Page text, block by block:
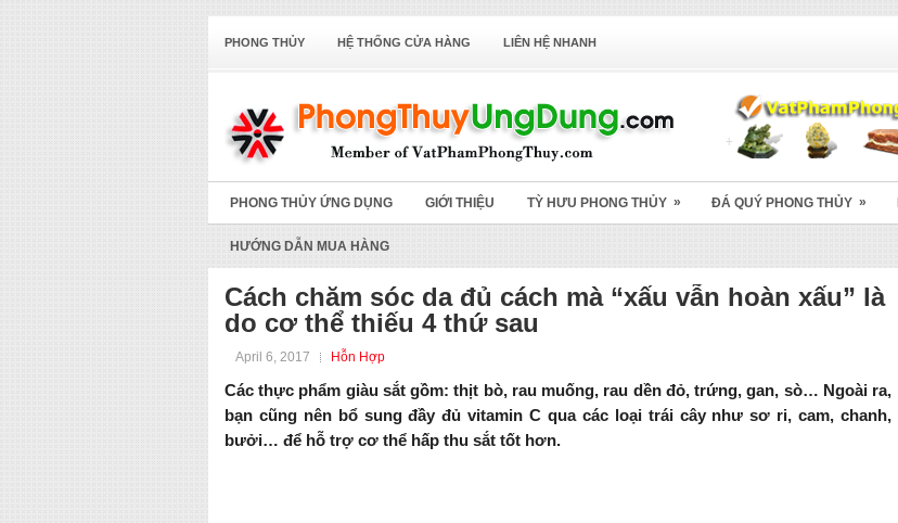
PHONG THỦY HỆ THỐNG CỬA HÀNG LIÊN HỆ NHANH
PHONG THỦY ỨNG DỤNG GIỚI THIỆU TỲ HƯU PHONG THỦY » ĐÁ QUÝ PHONG THỦY »
HƯỚNG DẪN MUA HÀNG
Cách chăm sóc da đủ cách mà “xấu vẫn hoàn xấu” là
do cơ thể thiếu 4 thứ sau
April 6, 2017 Hỗn Hợp
Các thực phẩm giàu sắt gồm: thịt bò, rau muống, rau dền đỏ, trứng, gan, sò… Ngoài ra,
bạn cũng nên bổ sung đầy đủ vitamin C qua các loại trái cây như sơ ri, cam, chanh,
bưởi… để hỗ trợ cơ thể hấp thu sắt tốt hơn.